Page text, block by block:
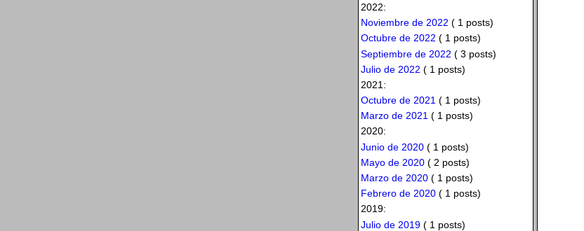
2022:
Noviembre de 2022 ( 1 posts)
Octubre de 2022 ( 1 posts)
Septiembre de 2022 ( 3 posts)
Julio de 2022 ( 1 posts)
2021:
Octubre de 2021 ( 1 posts)
Marzo de 2021( 1 posts)
2020:
Junio de 2020( 1 posts)
Mayo de 2020( 2 posts)
Marzo de 2020( 1 posts)
Febrero de 2020( 1 posts)
2019:
Julio de 2019( 1 posts)